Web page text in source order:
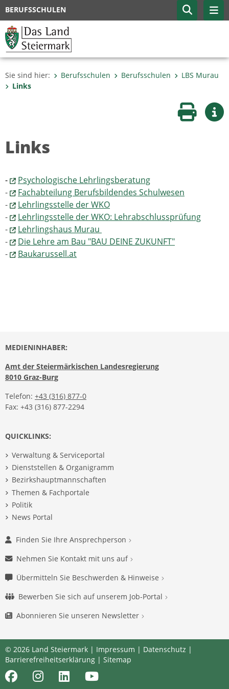
BERUFSSCHULEN
Sie sind hier: Berufsschulen Berufsschulen
LBS Murau
Links
Seite
Links
-
Psychologische Lehrlingsberatung
-
Fachabteilung Berufsbildendes Schulwesen
-
Lehrlingsstelle der WKO
-
Lehrlingsstelle der WKO: Lehrabschlussprüfung
-
Lehrlingshaus Murau
-
Die Lehre am Bau "BAU DEINE ZUKUNFT"
-
Baukarussell.at
MEDIENINHABER:
Amt der Steiermärkischen Landesregierung
8010 Graz-Burg
Telefon: +43 (316) 877-0
Fax: +43 (316) 877-2294
QUICKLINKS:
Verwaltung & Serviceportal
Dienststellen & Organigramm
Bezirkshauptmannschaften
Themen & Fachportale
Politik
News Portal
Finden Sie Ihre Ansprechperson
Nehmen Sie Kontakt mit uns auf
Übermitteln Sie Beschwerden & Hinweise
Bewerben Sie sich auf unserem Job-Portal
Abonnieren Sie unseren Newsletter
© 2026 Land Steiermark | Impressum | Datenschutz |
Barrierefreiheitserklärung | Sitemap
FacebookInstagramLinkedInYoutube